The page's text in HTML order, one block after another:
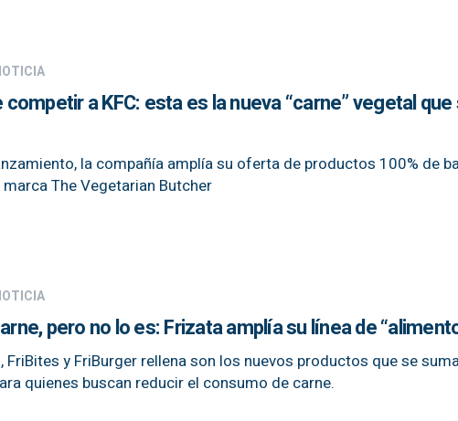
competir a KFC: esta es la nueva “carne” vegetal
la compañía amplía su oferta de productos 100% de
The Vegetarian Butcher
pero no lo es: Frizata amplía su línea de
FriBites y FriBurger rellena son los nuevos productos que se
quienes buscan reducir el consumo de carne.